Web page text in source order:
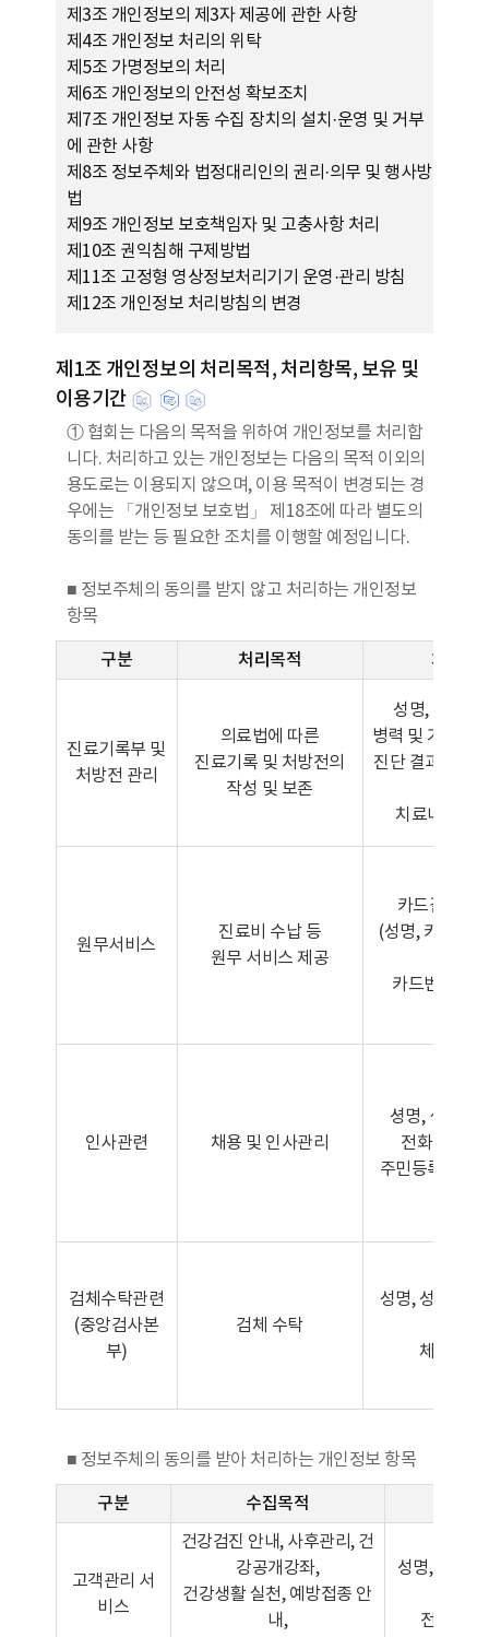
제3조 개인정보의 제3자 제공에 관한 사항
제4조 개인정보 처리의 위탁
제5조 가명정보의 처리
제6조 개인정보의 안전성 확보조치
제7조 개인정보 자동 수집 장치의 설치·운영 및 거부
에 관한 사항
제8조 정보주체와 법정대리인의 권리·의무 및 행사방
법
제9조 개인정보 보호책임자 및 고충사항 처리
제10조 권익침해 구제방법
제11조 고정형 영상정보처리기기 운영·관리 방침
제12조 개인정보 처리방침의 변경
제1조 개인정보의 처리목적, 처리항목, 보유 및
이용기간
① 협회는 다음의 목적을 위하여 개인정보를 처리합
니다. 처리하고 있는 개인정보는 다음의 목적 이외의
용도로는 이용되지 않으며, 이용 목적이 변경되는 경
우에는 「개인정보 보호법」 제18조에 따라 별도의
동의를 받는 등 필요한 조치를 이행할 예정입니다.
■ 정보주체의 동의를 받지 않고 처리하는 개인정보
항목
구분 처리목적 처리항
진료기록부 및
처방전 관리
의료법에 따른
진료기록 및 처방전의
작성 및 보존
성명, 주민등
병력 및 가족력,
진단 결과 또는
치료내용, 진
원무서비스
진료비 수납 등
원무 서비스 제공
카드결제 승
(성명, 카드사
카드번호, 유
인사관련 채용 및 인사관리
셩명, 생년월
전화번호,
주민등록번호,
검체수탁관련
(중앙검사본
부)
검체 수탁
성명, 성별, 나
체중, 혈
■ 정보주체의 동의를 받아 처리하는 개인정보 항목
구분 수집목적
고객관리 서
비스
건강검진 안내, 사후관리, 건
강공개강좌,
건강생활 실천, 예방접종 안
내,
성명, 성별,
전화번호